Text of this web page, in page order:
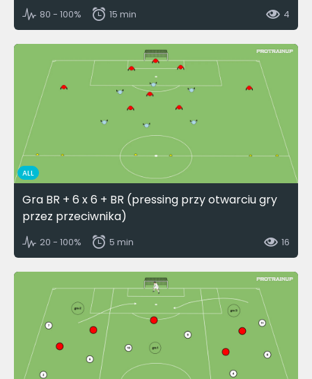
80 - 100% 15 min 4
ALL
Gra BR + 6 x 6 + BR (pressing przy otwarciu gry
przez przeciwnika)
20 - 100% 5 min 16